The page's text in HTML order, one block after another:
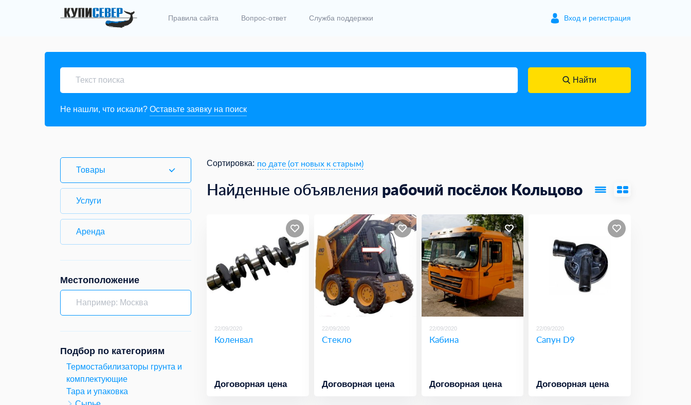
Правила сайта Вопрос-ответ Служба поддержки Вход и регистрация
Найти
Не нашли, что искали? Оставьте заявку на поиск
Товары
Услуги
Аренда
Местоположение
Подбор по категориям
Термостабилизаторы грунта и
комплектующие
Тара и упаковка
Сортировка: по дате (от новых к старым)
Найденные объявления рабочий посёлок Кольцово
22/09/2020
Коленвал
Договорная цена
22/09/2020
Стекло
Договорная цена
22/09/2020
Кабина
Договорная цена
22/09/2020
Сапун D9
Договорная цена